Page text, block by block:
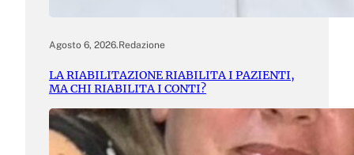
Agosto 6, 2026.Redazione
LA RIABILITAZIONE RIABILITA I PAZIENTI,
MA CHI RIABILITA I CONTI?